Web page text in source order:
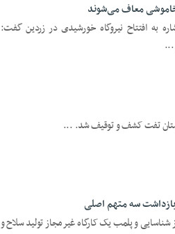
معاف می‌شوند
به افتتاح نیروگاه خورشیدی در زردین گفت:
...
سه متهم اصلی
و پلمب یک کارگاه غیرمجاز تولید سلاح و